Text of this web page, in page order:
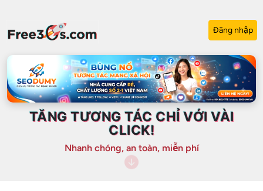
Đăng nhập
TĂNG TƯƠNG TÁC CHỈ VỚI VÀI
CLICK!
Nhanh chóng, an toàn, miễn phí